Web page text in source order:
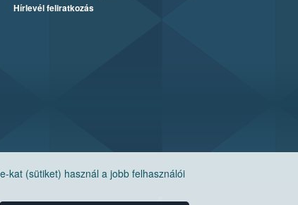
kat (sütiket) használ a jobb felhasználói
Hírlevél feliratkozás